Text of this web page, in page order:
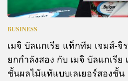
BUSINESS
เมจิ บัลแกเรีย แท็กทีม เจมส์-
ยกกำลังสอง กับ เมจิ บัลแกเรี
ชั้นผลไม้แท้แบบเลเยอร์สองชั้น